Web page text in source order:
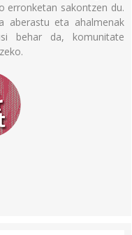
erronketan sakontzen du.
aberastu eta ahalmenak
behar da, komunitate